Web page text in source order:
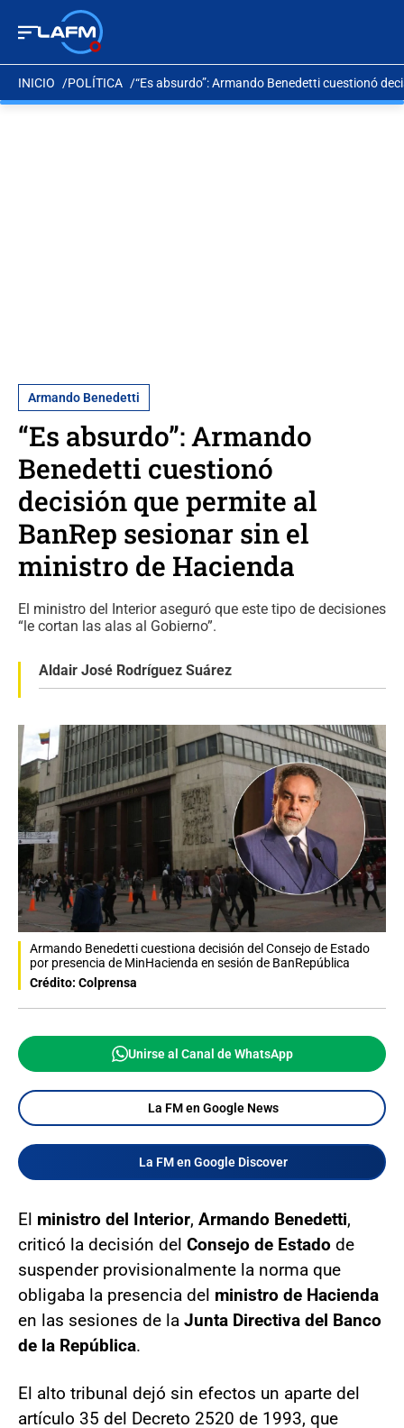
INICIO POLÍTICA “Es absurdo”: Armando Benedetti cuestionó
Armando Benedetti
“Es absurdo”: Armando
Benedetti cuestionó
decisión que permite al
BanRep sesionar sin el
ministro de Hacienda
El ministro del Interior aseguró que este tipo de decisiones
“le cortan las alas al Gobierno”.
Aldair José Rodríguez Suárez
Armando Benedetti cuestiona decisión del Consejo de Estado
por presencia de MinHacienda en sesión de BanRepública
Crédito: Colprensa
Unirse al Canal de WhatsApp
La FM en Google News
La FM en Google Discover
El ministro del Interior, Armando Benedetti,
criticó la decisión del Consejo de Estado de
suspender provisionalmente la norma que
obligaba la presencia del ministro de Hacienda
en las sesiones de la Junta Directiva del Banco
de la República.
El alto tribunal dejó sin efectos un aparte del
artículo 35 del Decreto 2520 de 1993, que